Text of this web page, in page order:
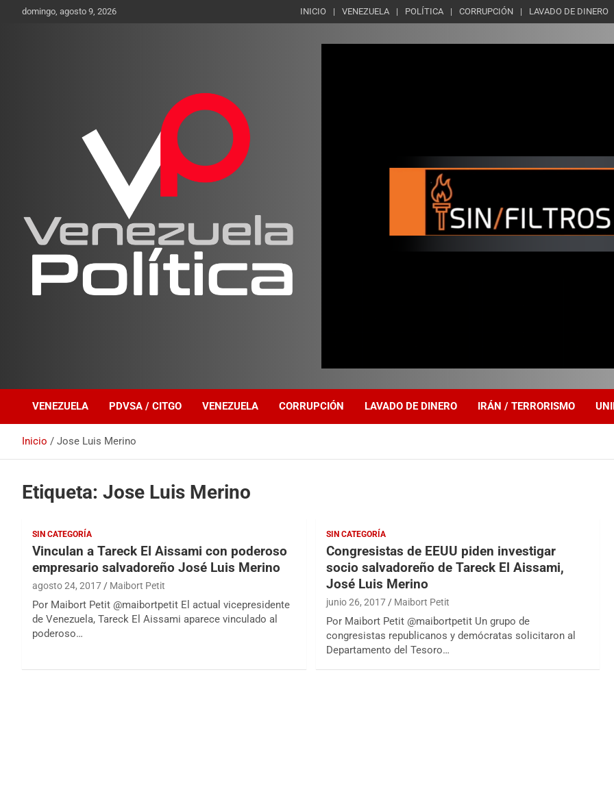
Saltardomingo, agosto 9, 2026 INICIO VENEZUELA POLÍTICA CORRUPCIÓN LAVADO DE DINERO
VENEZUELA PDVSA / CITGO VENEZUELA CORRUPCIÓN LAVADO DE DINERO IRÁN / TERRORISMO
Inicio Jose Luis Merino
Etiqueta: Jose Luis Merino
SIN CATEGORÍA
Vinculan a Tareck El Aissami con poderoso
empresario salvadoreño José Luis Merino
agosto 24, 2017 Maibort Petit
Por Maibort Petit @maibortpetit El actual vicepresidente
de Venezuela, Tareck El Aissami aparece vinculado al
poderoso…
SIN CATEGORÍA
Congresistas de EEUU piden investigar
socio salvadoreño de Tareck El Aissami,
José Luis Merino
junio 26, 2017 Maibort Petit
Por Maibort Petit @maibortpetit Un grupo de
congresistas republicanos y demócratas solicitaron al
Departamento del Tesoro…